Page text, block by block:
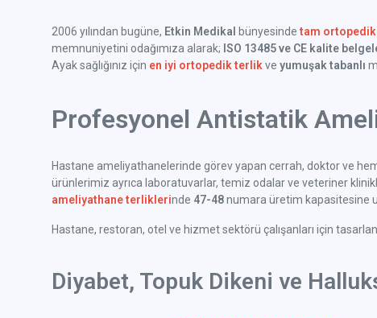
2006 yılından bugüne, Etkin Medikal bünyesindetam
memnuniyetini odağımıza alarak; ISO 13485 ve CE kalite
Ayak sağlığınız için en iyi ortopedik terlik ve yumuşak tabanlı
Profesyonel Antistatik
Hastane ameliyathanelerinde görev yapan cerrah, doktor ve
ürünlerimiz ayrıca laboratuvarlar, temiz odalar ve veteriner
ameliyathane terliklerinde 47-48numara üretim kapasitesine
Hastane, restoran, otel ve hizmet sektörü çalışanları için
Diyabet, Topuk Dikeni ve